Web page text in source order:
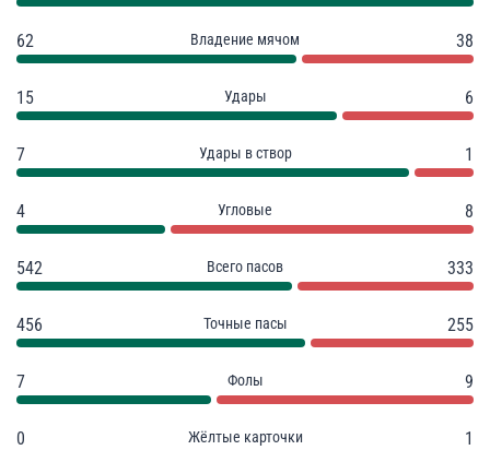
62 Владение мячом 38
15 Удары 6
7 Удары в створ 1
4 Угловые 8
542 Всего пасов 333
456 Точные пасы 255
7 Фолы 9
0 Жёлтые карточки 1